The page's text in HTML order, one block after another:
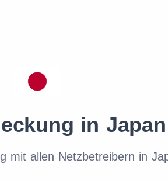
in Japan
mit allen Netzbetreibern in